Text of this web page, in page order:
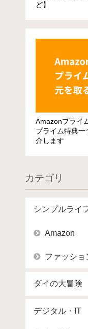
ど】
Amazonプライ
プライム特典一
介します
カテゴリ
シンプルライ
Amazon
ファッショ
ダイの大冒険
デジタル・IT